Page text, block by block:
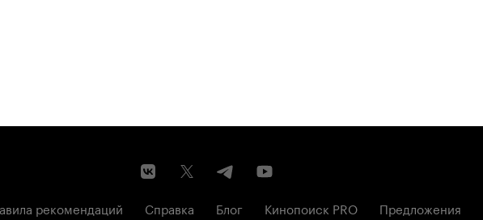
рекомендаций Справка Блог Кинопоиск PRO Предложения